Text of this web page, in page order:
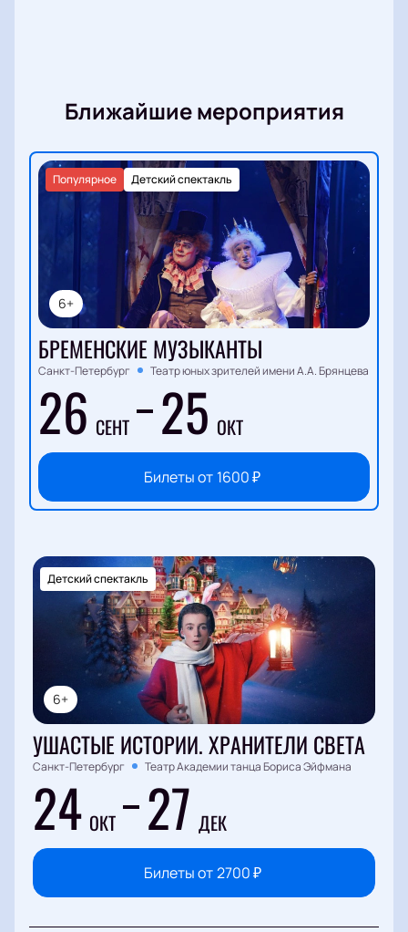
Ближайшие мероприятия
6+
Детский спектакль
Популярное
БРЕМЕНСКИЕ МУЗЫКАНТЫ
Санкт-Петербург Театр юных зрителей имени А.А. Брянцева
26 СЕНТ 25 ОКТ
Билеты от 1600₽
6+
Детский спектакль
УШАСТЫЕ ИСТОРИИ. ХРАНИТЕЛИ СВЕТА
Санкт-Петербург Театр Академии танца Бориса Эйфмана
24 ОКТ 27 ДЕК
Билеты от 2700₽